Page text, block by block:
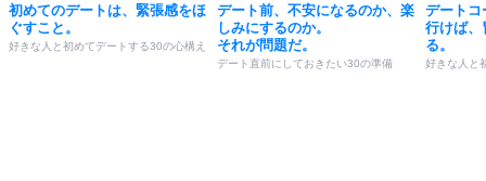
初めてのデートは、緊張感をほ
ぐすこと。
好きな人と初めてデートする30の心構え
デート前、不安になるのか、楽
しみにするのか。
それが問題だ。
デート直前にしておきたい30の準備
デートコ
行けば、
る。
好きな人と